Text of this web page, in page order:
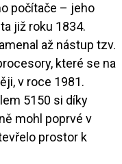
počítače – jeho
již roku 1834.
až nástup tzv.
které se na
v roce 1981.
5150 si díky
mohl poprvé v
prostor k